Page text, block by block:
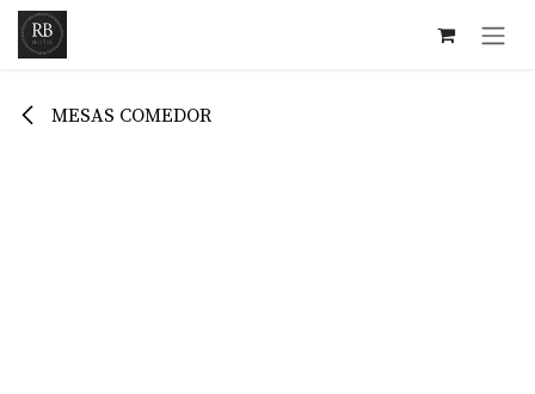
Ir al contenido
MESAS COMEDOR